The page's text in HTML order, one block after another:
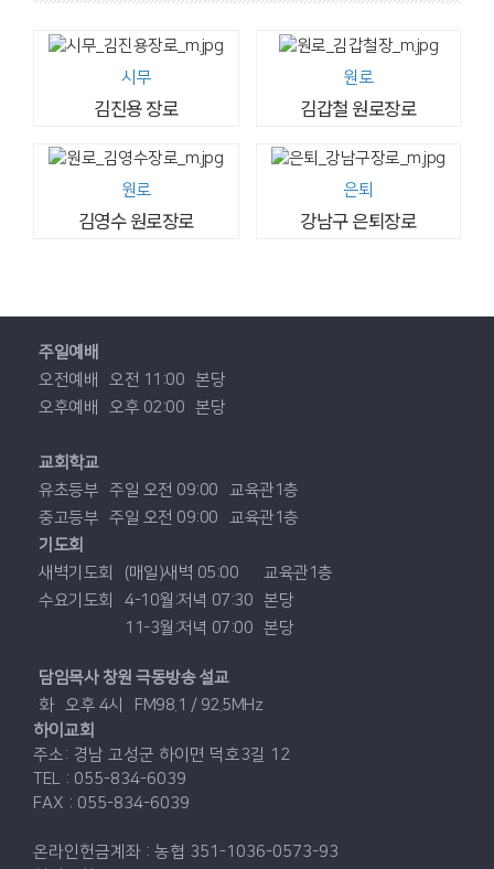
시무
김진용 장로
원로
김갑철 원로장로
원로
김영수 원로장로
은퇴
강남구 은퇴장로
주일예배
오전예배
오전 11:00 본당
오후예배
오후 02:00 본당
교회학교
유초등부 주일 오전 09:00
교육관1층
중고등부 주일 오전 09:00
교육관1층
기도회
새벽기도회
(매일)새벽 05:00
교육관1층
수요기도회
4-10월:저녁 07:30 본당
11-3월:저녁 07:00 본당
담임목사 창원 극동방송 설교
화
오후 4시
FM98.1 / 92.5MHz
하이교회
주소: 경남 고성군 하이면 덕호3길 12
TEL : 055-834-6039
FAX : 055-834-6039
온라인헌금계좌 : 농협 351-1036-0573-93